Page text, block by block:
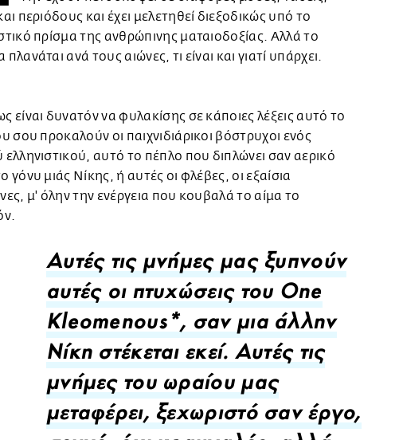
περιόδους και έχει μελετηθεί διεξοδικώς υπό το
πρίσμα της ανθρώπινης ματαιοδοξίας. Αλλά το
ανά τους αιώνες, τι είναι και γιατί υπάρχει.
είναι δυνατόν να φυλακίσης σε κάποιες λέξεις αυτό το
σου προκαλούν οι παιχνιδιάρικοι βόστρυχοι ενός
ελληνιστικού, αυτό το πέπλο που διπλώνει σαν αερικό
γόνυ μιάς Νίκης, ή αυτές οι φλέβες, οι εξαίσια
μ' όλην την ενέργεια που κουβαλά το αίμα το
Αυτές τις μνήμες μας ξυπνούν
αυτές οι πτυχώσεις του One
Kleomenous*, σαν μια άλλην
Νίκη στέκεται εκεί. Αυτές τις
μνήμες του ωραίου μας
μεταφέρει, ξεχωριστό σαν έργο,